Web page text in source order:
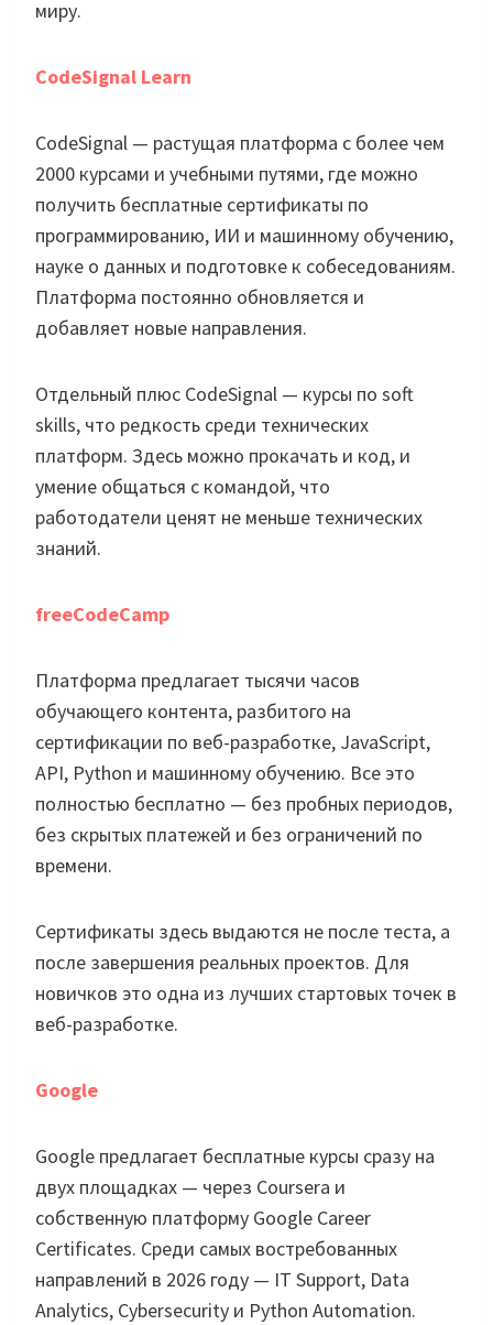
миру.
CodeSignal Learn
CodeSignal — растущая платформа с более чем
2000 курсами и учебными путями, где можно
получить бесплатные сертификаты по
программированию, ИИ и машинному обучению,
науке о данных и подготовке к собеседованиям.
Платформа постоянно обновляется и
добавляет новые направления.
Отдельный плюс CodeSignal — курсы по soft
skills, что редкость среди технических
платформ. Здесь можно прокачать и код, и
умение общаться с командой, что
работодатели ценят не меньше технических
знаний.
freeCodeCamp
Платформа предлагает тысячи часов
обучающего контента, разбитого на
сертификации по веб-разработке, JavaScript,
API, Python и машинному обучению. Все это
полностью бесплатно — без пробных периодов,
без скрытых платежей и без ограничений по
времени.
Сертификаты здесь выдаются не после теста, а
после завершения реальных проектов. Для
новичков это одна из лучших стартовых точек в
веб-разработке.
Google
Google предлагает бесплатные курсы сразу на
двух площадках — через Coursera и
собственную платформу Google Career
Certificates. Среди самых востребованных
направлений в 2026 году — IT Support, Data
Analytics, Cybersecurity и Python Automation.